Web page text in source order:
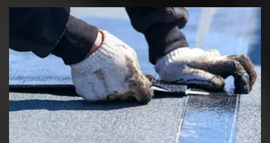
Etancheité de toiture